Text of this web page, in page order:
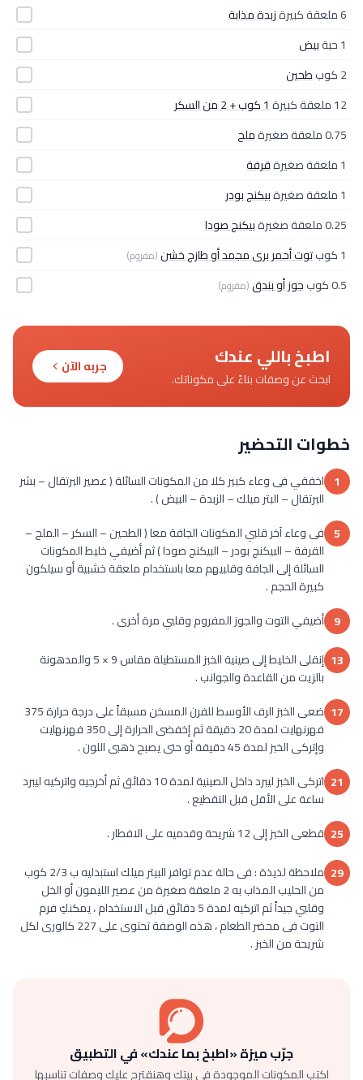
6 ملعقة كبيرة
زبدة مذابة
1 حبة
بيض
2 كوب
طحين
12 ملعقة كبيرة
1 كوب + 2 من السكر
0.75 ملعقة صغيرة
ملح
1 ملعقة صغيرة
قرفة
1 ملعقة صغيرة
بيكنج بودر
0.25 ملعقة صغيرة
بيكنج صودا
1 كوب
توت أحمر برى مجمد أو طازج خشن(مفروم)
0.5 كوب جوز أو بندق(مفروم)
اطبخ باللي عندك
ابحث عن وصفات بناءً على مكوناتك.
جربه الآن
خطوات التحضير
1 اخفقي فى وعاء كبير كلا من المكونات السائلة ( عصير البرتقال – بشر
البرتقال – البتر ميلك – الزبدة – البيض ) .
5 فى وعاء آخر قلبي المكونات الجافة معا ( الطحين – السكر – الملح –
القرفة – البيكنج بودر – البيكنج صودا ) ثم أضيفي خليط المكونات
السائلة إلى الجافة وقلبيهم معا باستخدام ملعقة خشبية أو سيلكون
كبيرة الحجم .
9 أضيفي التوت والجوز المفروم وقلبي مرة أخرى .
13
إنقلى الخليط إلى صينية الخبز المستطيلة مقاس 9 × 5 والمدهونة
بالزيت من القاعدة والجوانب .
17
ضعى الخبز الرف الأوسط للفرن المسخن مسبقاً على درجة حرارة 375
فهرنهايت لمدة 20 دقيقة ثم إخفضى الحرارة إلى 350 فهرنهايت
وإتركى الخبز لمدة 45 دقيقة أو حتى يصبح ذهبى اللون .
21
اتركى الخبز ليبرد داخل الصينية لمدة 10 دقائق ثم أخرجيه واتركيه ليبرد
ساعة على الأقل قبل التقطيع .
25 قطعى الخبز إلى 12 شريحة وقدميه على الافطار .
29
ملاحظة لذيذة : فى حالة عدم توافر البيتر ميلك استبدليه ب 2/3 كوب
من الحليب المذاب به 2 ملعقة صغيرة من عصير الليمون أو الخل
وقلبي جيداً ثم اتركيه لمدة 5 دقائق قبل الاستخدام ، يمكنكِ فرم
التوت فى محضر الطعام ، هذه الوصفة تحتوى على 227 كالورى لكل
شريحة من الخبز .
جرّب ميزة «اطبخ بما عندك» في التطبيق
اكتب المكونات الموجودة في بيتك وهنقترح عليك وصفات تناسبها